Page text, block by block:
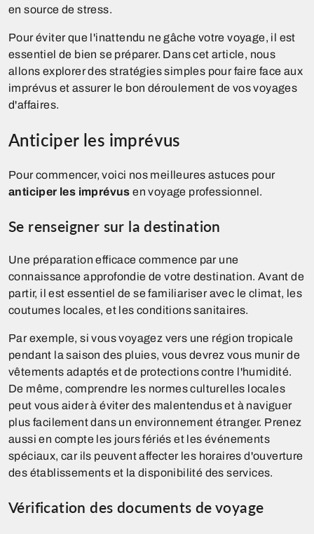
en source de stress.
Pour éviter que l'inattendu ne gâche votre voyage, il est
essentiel de bien se préparer. Dans cet article, nous
allons explorer des stratégies simples pour faire face aux
imprévus et assurer le bon déroulement de vos voyages
d'affaires.
Anticiper les imprévus
Pour commencer, voici nos meilleures astuces pour
anticiper les imprévus en voyage professionnel.
Se renseigner sur la destination
Une préparation efficace commence par une
connaissance approfondie de votre destination. Avant de
partir, il est essentiel de se familiariser avec le climat, les
coutumes locales, et les conditions sanitaires.
Par exemple, si vous voyagez vers une région tropicale
pendant la saison des pluies, vous devrez vous munir de
vêtements adaptés et de protections contre l'humidité.
De même, comprendre les normes culturelles locales
peut vous aider à éviter des malentendus et à naviguer
plus facilement dans un environnement étranger. Prenez
aussi en compte les jours fériés et les événements
spéciaux, car ils peuvent affecter les horaires d'ouverture
des établissements et la disponibilité des services.
Vérification des documents de voyage